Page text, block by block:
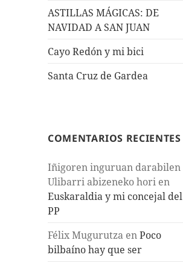
ASTILLAS MÁGICAS: DE
NAVIDAD A SAN JUAN
Cayo Redón y mi bici
Santa Cruz de Gardea
COMENTARIOS RECIENTES
Iñigoren inguruan darabilen
Ulibarri abizeneko hori en
Euskaraldia y mi concejal del
PP
Félix Mugurutza enPoco
bilbaíno hay que ser